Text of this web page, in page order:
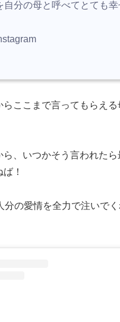
自分の母と呼べてとても幸
らここまで言ってもらえ
ら、いつかそう言われた
！
分の愛情を全力で注いで